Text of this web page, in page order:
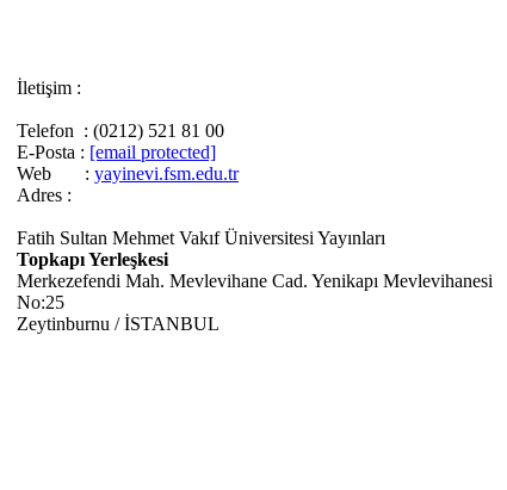
İletişim :
Telefon : (0212) 521 81 00
E-Posta : [email protected]
Web : yayinevi.fsm.edu.tr
Adres :
Fatih Sultan Mehmet Vakıf Üniversitesi Yayınları
Topkapı Yerleşkesi
Merkezefendi Mah. Mevlevihane Cad. Yenikapı Mevlevihanesi
No:25
Zeytinburnu / İSTANBUL